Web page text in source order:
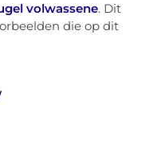
volwassene. Dit
die op dit